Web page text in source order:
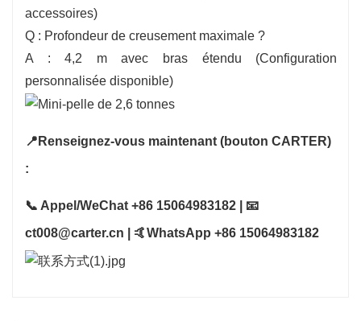
accessoires)
Q : Profondeur de creusement maximale ?
A : 4,2 m avec bras étendu (Configuration
personnalisée disponible)
📍Renseignez-vous maintenant (bouton CARTER)
:
📞 Appel/WeChat +86 15064983182 | 📧
ct008@carter.cn | 🤙WhatsApp +86 15064983182